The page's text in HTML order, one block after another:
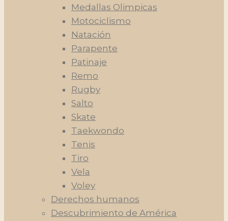
Medallas Olimpicas
Motociclismo
Natación
Parapente
Patinaje
Remo
Rugby
Salto
Skate
Taekwondo
Tenis
Tiro
Vela
Voley
Derechos humanos
Descubrimiento de América